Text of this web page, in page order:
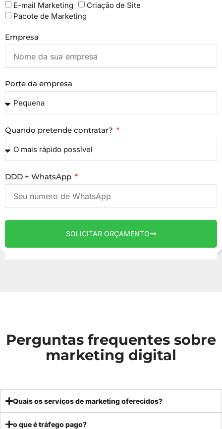
E-mail Marketing
Criação de Site
Pacote de Marketing
Empresa
Porte da empresa
Quando pretende contratar?
DDD + WhatsApp
SOLICITAR ORÇAMENTO
Perguntas frequentes sobre
marketing digital
Quais os serviços de marketing oferecidos?
o que é tráfego pago?